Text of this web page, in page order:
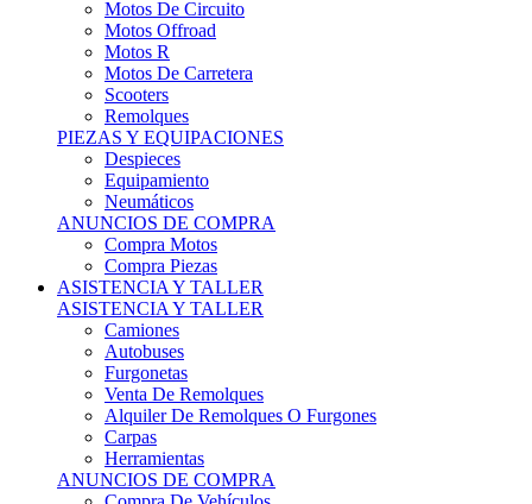
Motos R
Motos De Carretera
Scooters
Remolques
PIEZAS Y EQUIPACIONES
Despieces
Equipamiento
Neumáticos
ANUNCIOS DE COMPRA
Compra Motos
Compra Piezas
ASISTENCIA Y TALLER
ASISTENCIA Y TALLER
Camiones
Autobuses
Furgonetas
Venta De Remolques
Alquiler De Remolques O Furgones
Carpas
Herramientas
ANUNCIOS DE COMPRA
Compra De Vehículos
Compra De Herramientas